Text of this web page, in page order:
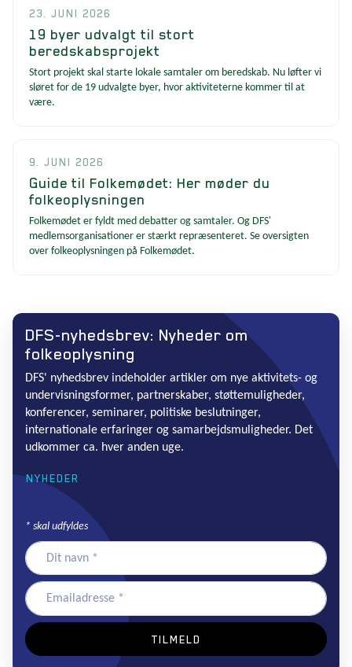
23. JUNI 2026
19 byer udvalgt til stort
beredskabsprojekt
Stort projekt skal starte lokale samtaler om beredskab. Nu løfter vi
sløret for de 19 udvalgte byer, hvor aktiviteterne kommer til at
være.
9. JUNI 2026
Guide til Folkemødet: Her møder du
folkeoplysningen
Folkemødet er fyldt med debatter og samtaler. Og DFS'
medlemsorganisationer er stærkt repræsenteret. Se oversigten
over folkeoplysningen på Folkemødet.
DFS-nyhedsbrev: Nyheder om
folkeoplysning
DFS' nyhedsbrev indeholder artikler om nye aktivitets- og
undervisningsformer, partnerskaber, støttemuligheder,
konferencer, seminarer, politiske beslutninger,
internationale erfaringer og samarbejdsmuligheder. Det
udkommer ca. hver anden uge.
NYHEDER
* skal udfyldes